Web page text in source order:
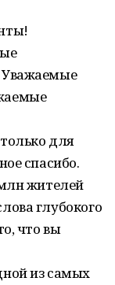
Уважаемые
для
спасибо.
жителей
глубокого
что вы
из самых